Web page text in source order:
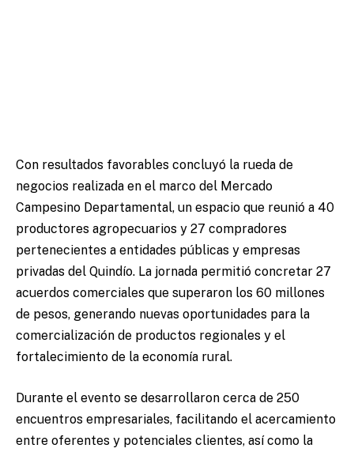
Con resultados favorables concluyó la rueda de
negocios realizada en el marco del Mercado
Campesino Departamental, un espacio que reunió a 40
productores agropecuarios y 27 compradores
pertenecientes a entidades públicas y empresas
privadas del Quindío. La jornada permitió concretar 27
acuerdos comerciales que superaron los 60 millones
de pesos, generando nuevas oportunidades para la
comercialización de productos regionales y el
fortalecimiento de la economía rural.
Durante el evento se desarrollaron cerca de 250
encuentros empresariales, facilitando el acercamiento
entre oferentes y potenciales clientes, así como la